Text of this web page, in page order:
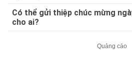
Có thể gửi thiệp chúc mừng
cho ai?